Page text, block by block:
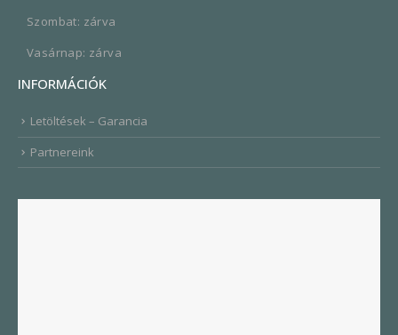
Szombat: zárva
Vasárnap: zárva
INFORMÁCIÓK
Letöltések – Garancia
Partnereink